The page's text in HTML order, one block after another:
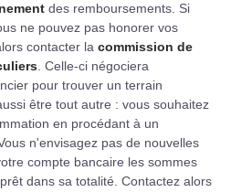
des remboursements. Si
ne pouvez pas honorer vos
contacter la commission de
. Celle-ci négociera
pour trouver un terrain
être tout autre : vous souhaitez
en procédant à un
Vous n'envisagez pas de nouvelles
compte bancaire les sommes
dans sa totalité. Contactez alors